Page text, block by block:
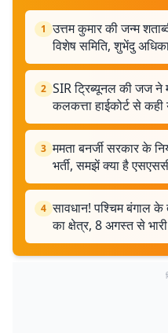
1 उत्तम कुमार की जन्म
विशेष समिति, शुभेंदु
2 SIR ट्रिब्यूनल की जज ने
कलकत्ता हाईकोर्ट से कही
3 ममता बनर्जी सरकार के
भर्ती, समझें क्या है
4 सावधान! पश्चिम बंगाल के
का क्षेत्र, 8 अगस्त से